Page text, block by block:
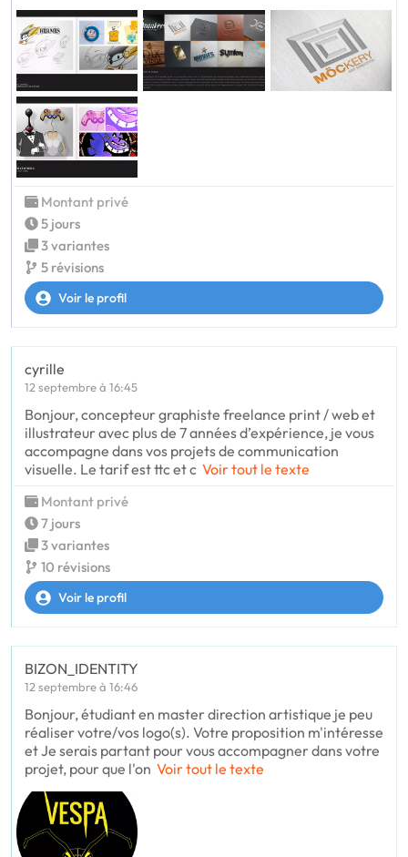
Montant privé
5 jours
3 variantes
5 révisions
Voir le profil
cyrille
12 septembre à 16:45
Bonjour, concepteur graphiste freelance print / web et
illustrateur avec plus de 7 années d’expérience, je vous
accompagne dans vos projets de communication
visuelle. Le tarif est ttc et c Voir tout le texte
Montant privé
7 jours
3 variantes
10 révisions
Voir le profil
BIZON_IDENTITY
12 septembre à 16:46
Bonjour, étudiant en master direction artistique je peu
réaliser votre/vos logo(s). Votre proposition m'intéresse
et Je serais partant pour vous accompagner dans votre
projet, pour que l'on Voir tout le texte